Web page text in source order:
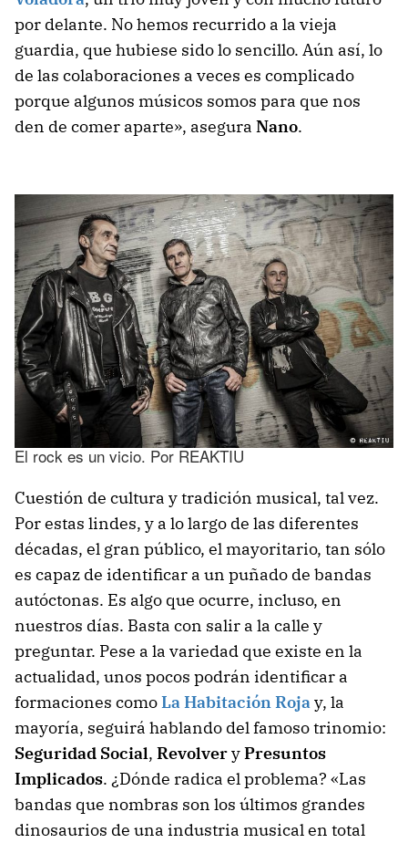
por delante. No hemos recurrido a la vieja
guardia, que hubiese sido lo sencillo. Aún así, lo
de las colaboraciones a veces es complicado
porque algunos músicos somos para que nos
den de comer aparte», asegura Nano.
El rock es un vicio. Por REAKTIU
Cuestión de cultura y tradición musical, tal vez.
Por estas lindes, y a lo largo de las diferentes
décadas, el gran público, el mayoritario, tan sólo
es capaz de identificar a un puñado de bandas
autóctonas. Es algo que ocurre, incluso, en
nuestros días. Basta con salir a la calle y
preguntar. Pese a la variedad que existe en la
actualidad, unos pocos podrán identificar a
formaciones comoLa Habitación Rojay, la
mayoría, seguirá hablando del famoso trinomio:
Seguridad Social, RevolveryPresuntos
Implicados. ¿Dónde radica el problema? «Las
bandas que nombras son los últimos grandes
dinosaurios de una industria musical en total